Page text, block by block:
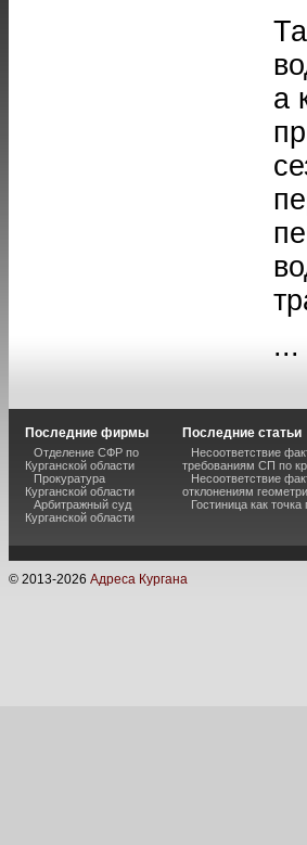
а
...
Последние фирмы
Отделение СФР по
Курганской области
Прокуратура
Курганской области
Арбитражный суд
Курганской области
Последние статьи
Несоответствие
требованиям СП по
Несоответствие
отклонениям
Гостиница как
© 2013-2026 Адреса Кургана